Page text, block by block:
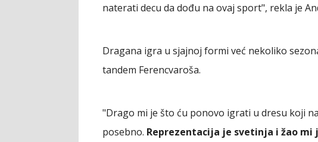
naterati decu da dođu na ovaj sport", rekla je
Dragana igra u sjajnoj formi već nekoliko
tandem Ferencvaroša.
"Drago mi je što ću ponovo igrati u dresu koji
posebno. Reprezentacija je svetinja i žao